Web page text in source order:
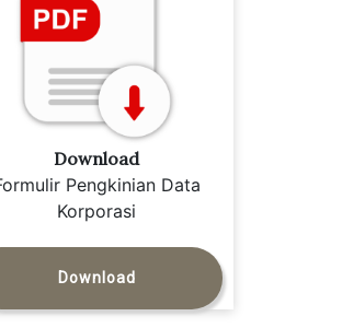
Download
Pengkinian Data
Korporasi
Download